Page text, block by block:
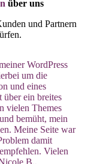
über uns
und Partnern
WordPress
um die
und eines
über ein breites
vielen Themes
bemüht, mein
Meine Seite war
damit
Vielen
B.,